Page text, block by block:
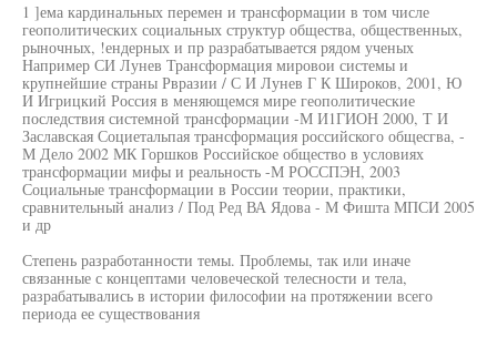
1 ]ема кардинальных перемен и трансформации в том числе
геополитических социальных структур общества, общественных,
рыночных, !ендерных и пр разрабатывается рядом ученых
Например СИ Лунев Трансформация мировои системы и
крупнейшие страны Рвразии / С И Лунев Г К Широков, 2001, Ю
И Игрицкий Россия в меняющемся мире геополитические
последствия системной трансформации -М И1ГИОН 2000, Т И
Заславская Социетальпая трансформация российского общесгва, -
М Дело 2002 МК Горшков Российское общество в условиях
трансформации мифы и реальность -М РОССПЭН, 2003
Социальные трансформации в России теории, практики,
сравнительный анализ / Под Ред ВА Ядова - М Фишта МПСИ 2005
и др
Степень разработанности темы. Проблемы, так или иначе
связанные с концептами человеческой телесности и тела,
разрабатывались в истории философии на протяжении всего
периода ее существования